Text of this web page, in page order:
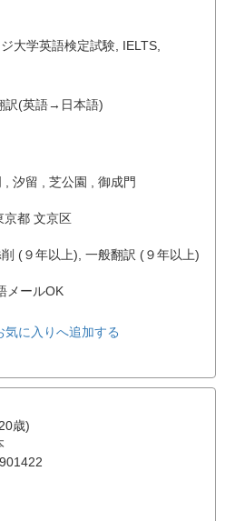
大学英語検定試験 IELTS
訳(英語→日本語)
汐留 , 芝公園 , 御成門
都 文京区
(９年以上), 一般翻訳 (９年以上)
メールOK
気に入りへ追加する
歳)